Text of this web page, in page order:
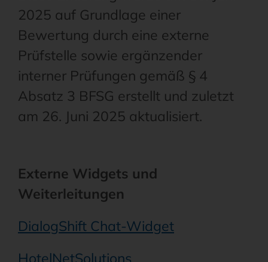
2025 auf Grundlage einer
Bewertung durch eine externe
Prüfstelle sowie ergänzender
interner Prüfungen gemäß § 4
Absatz 3 BFSG erstellt und zuletzt
am 26. Juni 2025 aktualisiert.
Externe Widgets und
Weiterleitungen
DialogShift Chat-Widget
HotelNetSolutions